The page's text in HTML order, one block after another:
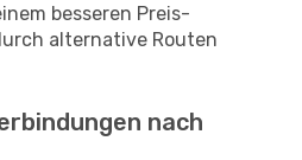
besseren Preis-
alternative Routen
nach